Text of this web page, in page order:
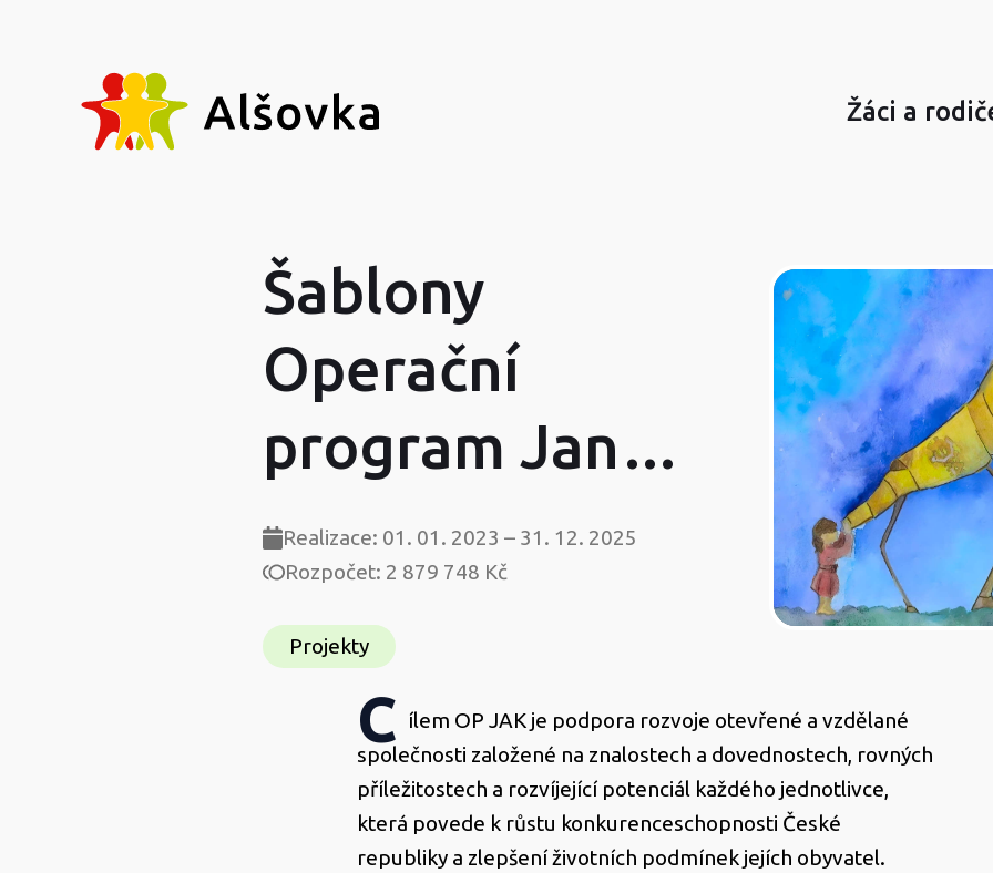
Žáci a
Šablony
Operační
program Jan
Amos
Komenský
Realizace: 01. 01. 2023 – 31. 12. 2025
Rozpočet: 2 879 748 Kč
Projekty
C
ílem OP JAK je podpora rozvoje otevřené a vzdělané
společnosti založené na znalostech a dovednostech, rovných
příležitostech a rozvíjející potenciál každého jednotlivce,
která povede k růstu konkurenceschopnosti České
republiky a zlepšení životních podmínek jejích obyvatel.